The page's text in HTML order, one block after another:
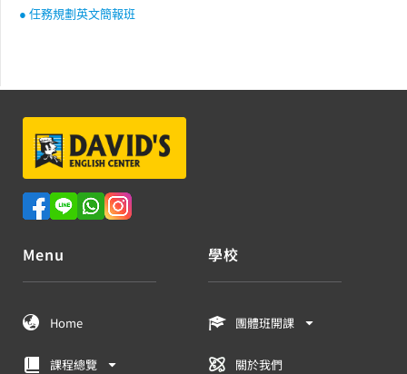
● 任務規劃英文簡報班
Menu
Home
課程總覽
學校
團體班開課
關於我們